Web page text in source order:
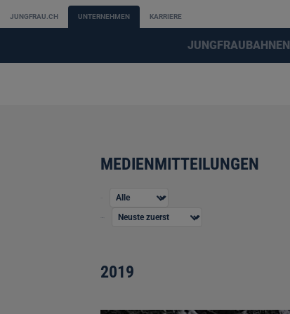
JUNGFRAU.CH UNTERNEHMEN KARRIERE
JUNGFRAUBAHNEN
MEDIENMITTEILUNGEN
2019